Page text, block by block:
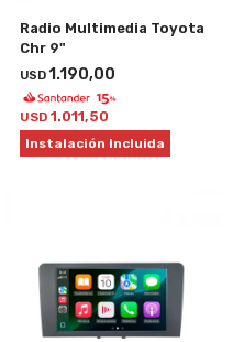
Radio Multimedia Toyota
Chr 9"
USD1.190,00
USD 1.011,50
Instalación Incluida